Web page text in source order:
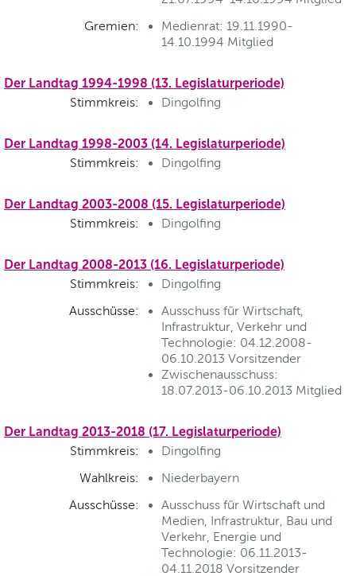
Gremien:
Medienrat: 19.11.1990-
14.10.1994 Mitglied
Der Landtag 1994-1998 (13. Legislaturperiode)
Stimmkreis: Dingolfing
Der Landtag 1998-2003 (14. Legislaturperiode)
Stimmkreis: Dingolfing
Der Landtag 2003-2008 (15. Legislaturperiode)
Stimmkreis: Dingolfing
Der Landtag 2008-2013 (16. Legislaturperiode)
Stimmkreis:
Dingolfing
Ausschüsse:
Ausschuss für Wirtschaft,
Infrastruktur, Verkehr und
Technologie: 04.12.2008-
06.10.2013 Vorsitzender
Zwischenausschuss:
18.07.2013-06.10.2013 Mitglied
Der Landtag 2013-2018 (17. Legislaturperiode)
Stimmkreis:
Dingolfing
Wahlkreis:
Niederbayern
Ausschüsse:
Ausschuss für Wirtschaft und
Medien, Infrastruktur, Bau und
Verkehr, Energie und
Technologie: 06.11.2013-
04.11.2018 Vorsitzender